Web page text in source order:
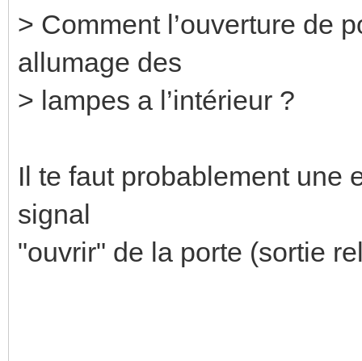
> Comment l’ouverture de
allumage des
> lampes a l’intérieur ?
Il te faut probablement une
signal
"ouvrir" de la porte (sortie